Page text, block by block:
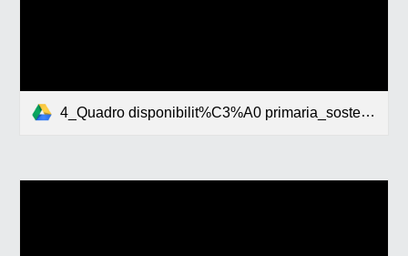
4_Quadro disponibilit%C3%A0 primaria_sostegno2024-2025.pdf